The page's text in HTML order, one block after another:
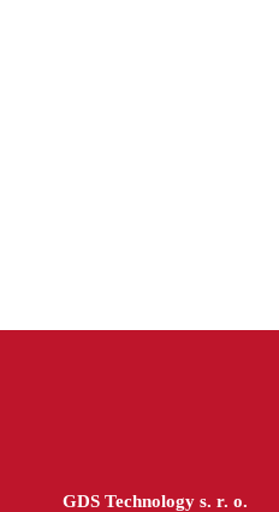
GDS Technology s. r. o.